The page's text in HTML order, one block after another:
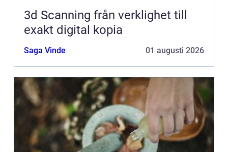
3d Scanning från verklighet till
exakt digital kopia
Saga Vinde 01 augusti 2026